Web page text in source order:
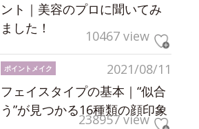
ント｜美容のプロに聞いてみ
ました！
10467 view
2021/08/11
ポイントメイク
フェイスタイプの基本｜“似合
う”が見つかる16種類の顔印象
238957 view